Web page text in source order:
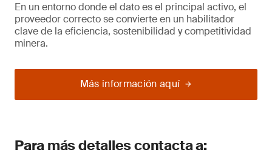
En un entorno donde el dato es el principal activo, el
proveedor correcto se convierte en un habilitador
clave de la eficiencia, sostenibilidad y competitividad
minera.
Más información aquí
Para más detalles contacta a: